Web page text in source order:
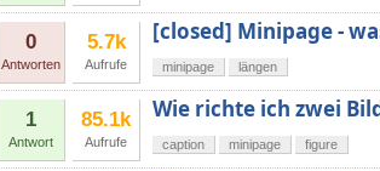
0
Antworten
5.7k
Aufrufe
[closed] Minipage -
minipage längen
1
Antwort
85.1k
Aufrufe
Wie richte ich zwei
caption minipage figure